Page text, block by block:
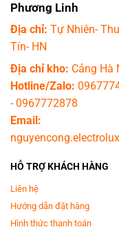
Phù hợp với gia
lượng giặt 8 kg
Chiếc máy giặt này là một
gia đình có từ 3 - 5 thành
Phương Linh
Địa chỉ: Tự Nhiên-
Tín- HN
Địa chỉ kho: Cảng Hà
Hotline/Zalo:
-0967772878
Email:
HỖ TRỢ KHÁCH HÀNG
Liên hệ
Hướng dẫn đặt hàng
Hình thức thanh toán